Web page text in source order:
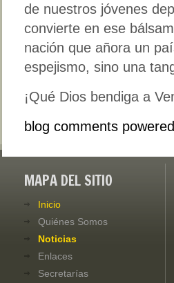
de nuestros jóvenes
convierte en ese
nación que añora un
espejismo, sino una
¡Qué Dios bendiga a
blog comments
MAPA DEL SITIO
Inicio
Quiénes Somos
Noticias
Enlaces
Secretarías